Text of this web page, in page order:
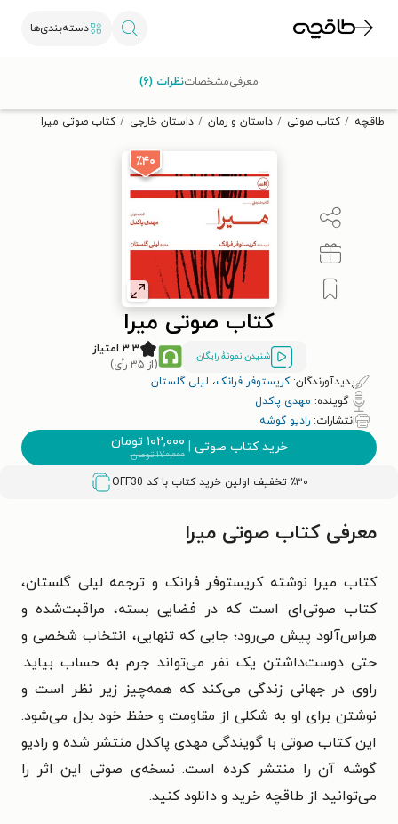
دسته‌بندی‌ها
تخفیف از طاقچه دریافت کن.
طاقچه کتاب صوتی داستان و رمان داستان خارجی کتاب صوتی میرا
٪۴۰
کتاب صوتی میرا
شنیدن نمونۀ رایگان
۳.۳ امتیاز
(از ۳۵ رأی)
پدیدآورندگان:کریستوفر فرانک، ل‍ی‍ل‍ی‌ گ‍ل‍س‍ت‍ان‌
گوینده: مهدی پاکدل
انتشارات: رادیو گوشه
خرید کتاب صوتی | ۱۰۲,۰۰۰ تومان
۱۷۰,۰۰۰تومان
٪۳۰ تخفیف اولین خرید کتاب با کد OFF30
معرفیمشخصاتنظرات (۶)
معرفی کتاب صوتی میرا
کتاب میرا نوشته کریستوفر فرانک و ترجمه لیلی گلستان،
کتاب صوتی‌ای است که در فضایی بسته، مراقبت‌شده و
هراس‌آلود پیش می‌رود؛ جایی که تنهایی، انتخاب شخصی و
حتی دوست‌داشتن یک نفر می‌تواند جرم به حساب بیاید.
راوی در جهانی زندگی می‌کند که همه‌چیز زیر نظر است و
نوشتن برای او به شکلی از مقاومت و حفظ خود بدل می‌شود.
این کتاب صوتی با گویندگی مهدی پاکدل منتشر شده و رادیو
گوشه آن را منتشر کرده است. نسخه‌ی صوتی این اثر را
می‌توانید از طاقچه خرید و دانلود کنید.